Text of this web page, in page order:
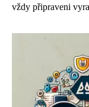
vždy připraveni